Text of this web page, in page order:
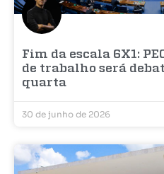
Fim da escala 6X1:
de trabalho será
quarta
30 de junho de 2026